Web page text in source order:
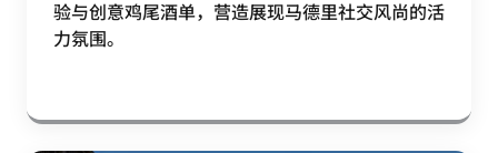
验与创意鸡尾酒单，营造展现马德里社交风尚的活
力氛围。